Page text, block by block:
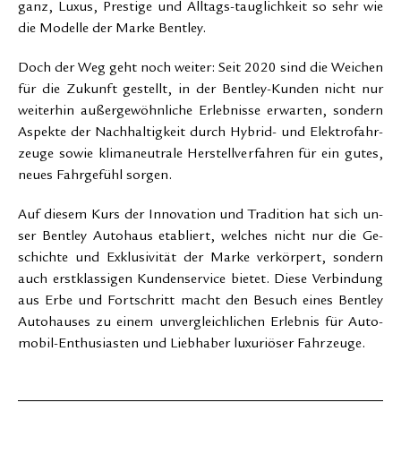
ganz, Lu­xus, Pres­ti­ge und All­tags-taug­lich­keit so sehr wie
die Mo­del­le der Mar­ke Bent­ley.
Doch der Weg geht noch wei­ter: Seit 2020 sind die Wei­chen
für die Zu­kunft ge­stellt, in der Bent­ley-Kun­den nicht nur
wei­ter­hin au­ßer­ge­wöhn­li­che Erleb­nis­se er­war­ten, son­dern
As­pek­te der Nach­hal­tig­keit durch Hy­brid- und Elek­tro­fahr­
zeu­ge so­wie kli­ma­neu­tra­le Her­stell­ver­fah­ren für ein gu­tes,
neu­es Fahr­ge­fühl sor­gen.
Auf die­sem Kurs der In­no­va­ti­on und Tra­di­ti­on hat sich un­
ser Bent­ley Au­to­haus eta­bliert, wel­ches nicht nur die Ge­
schich­te und Ex­klu­si­vi­tät der Mar­ke ver­kör­pert, son­dern
auch erst­klas­si­gen Kun­den­ser­vice bie­tet. Die­se Ver­bin­dung
aus Er­be und Fort­schritt macht den Be­such ei­nes Bent­ley
Au­to­hau­ses zu ei­nem un­ver­gleich­li­chen Er­leb­nis für Au­to­
mo­bil-En­thu­si­as­ten und Lieb­ha­ber lu­xu­riö­ser Fahr­zeu­ge.